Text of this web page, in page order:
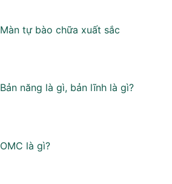
Màn tự bào chữa xuất sắc
Bản năng là gì, bản lĩnh là gì?
OMC là gì?